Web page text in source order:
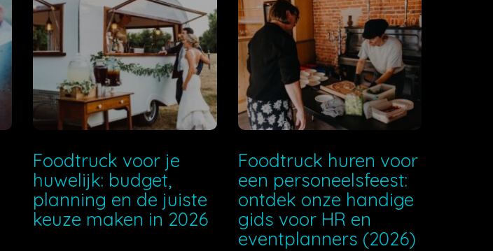
Foodtruck voor je
huwelijk: budget,
planning en de juiste
keuze maken in 2026
Foodtruck huren voor
een personeelsfeest:
ontdek onze handige
gids voor HR en
eventplanners (2026)